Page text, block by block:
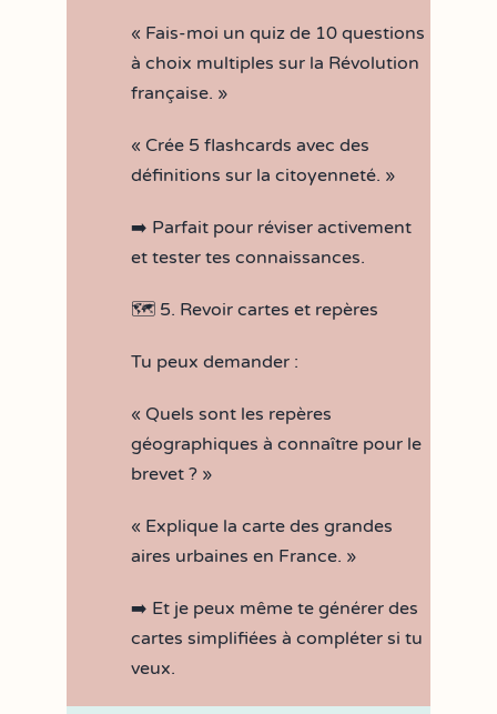
« Fais-moi un quiz de 10 questions
à choix multiples sur la Révolution
française. »
« Crée 5 flashcards avec des
définitions sur la citoyenneté. »
➡️ Parfait pour réviser activement
et tester tes connaissances.
🗺️ 5. Revoir cartes et repères
Tu peux demander :
« Quels sont les repères
géographiques à connaître pour le
brevet ? »
« Explique la carte des grandes
aires urbaines en France. »
➡️ Et je peux même te générer des
cartes simplifiées à compléter si tu
veux.